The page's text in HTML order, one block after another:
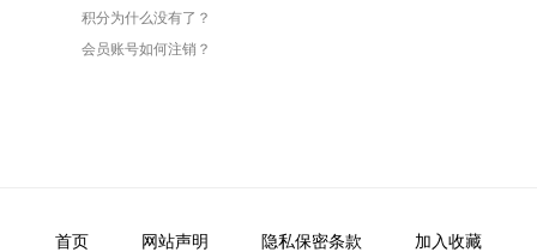
积分为什么没有了？
会员账号如何注销？
首页 网站声明 隐私保密条款 加入收藏